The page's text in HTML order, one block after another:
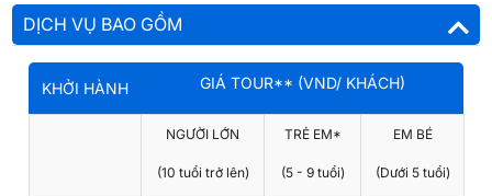
ca nhạc "Lạc Trôi" của ca sĩ Sơn Tùng M-TP.
Tối:Quý khách dùng cơm tối tại nhà hàng, thưởng thức các
món ăn hấp dẫn của vùng cao nguyên Di Linh và tự do
NGÀY 02: BẢO LỘC - THÀNH PHỐ ĐÀ LẠT (ĂN
DỊCH VỤ BAO GỒM
KHỞI HÀNH GIÁ TOUR** (VND/ KHÁCH)
NGƯỜI LỚN
(10 tuổi trở lên)
TRẺ EM*
(5 - 9 tuổi)
EM BÉ
(Dưới 5 tuổi)